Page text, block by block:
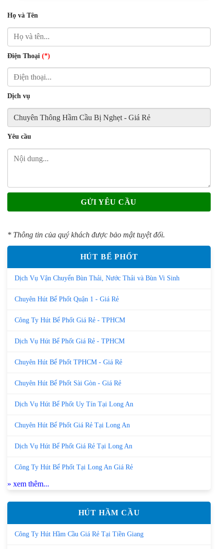
Họ và Tên
Điện Thoại (*)
Dịch vụ
Yêu cầu
* Thông tin của quý khách được bảo mật tuyệt đối.
HÚT BỂ PHỐT
Dịch Vụ Vận Chuyển Bùn Thải, Nước Thải và Bùn Vi Sinh
Chuyên Hút Bể Phốt Quận 1 - Giá Rẻ
Công Ty Hút Bể Phốt Giá Rẻ - TPHCM
Dịch Vụ Hút Bể Phốt Giá Rẻ - TPHCM
Chuyên Hút Bể Phốt TPHCM - Giá Rẻ
Chuyên Hút Bể Phốt Sài Gòn - Giá Rẻ
Dịch Vụ Hút Bể Phốt Uy Tín Tại Long An
Chuyên Hút Bể Phốt Giá Rẻ Tại Long An
Dịch Vụ Hút Bể Phốt Giá Rẻ Tại Long An
Công Ty Hút Bể Phốt Tại Long An Giá Rẻ
» xem thêm...
HÚT HẦM CẦU
Công Ty Hút Hầm Cầu Giá Rẻ Tại Tiền Giang